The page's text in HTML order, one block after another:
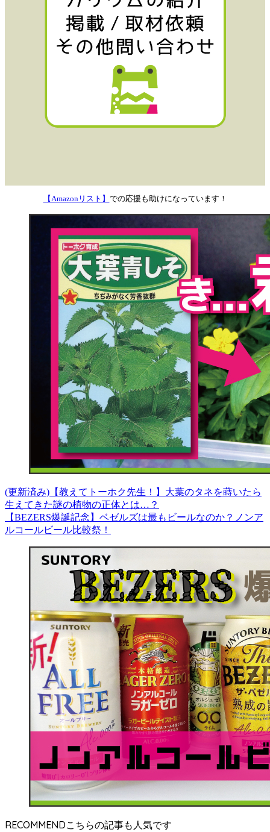
【Amazonリスト】 での応援も助けになっています！
(更新済み)【教えてトーホク先生！】大葉のタネを蒔いたら
生えてきた謎の植物の正体とは…？
【BEZERS爆誕記念】ベゼルズは最もビールなのか？ノンア
ルコールビール比較祭！
RECOMMEND